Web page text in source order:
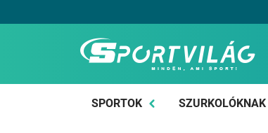
Sportvilág
SPORTOK SZURKOLÓKNAK